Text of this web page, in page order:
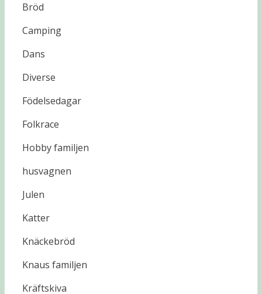
Bröd
Camping
Dans
Diverse
Födelsedagar
Folkrace
Hobby familjen
husvagnen
Julen
Katter
Knäckebröd
Knaus familjen
Kräftskiva